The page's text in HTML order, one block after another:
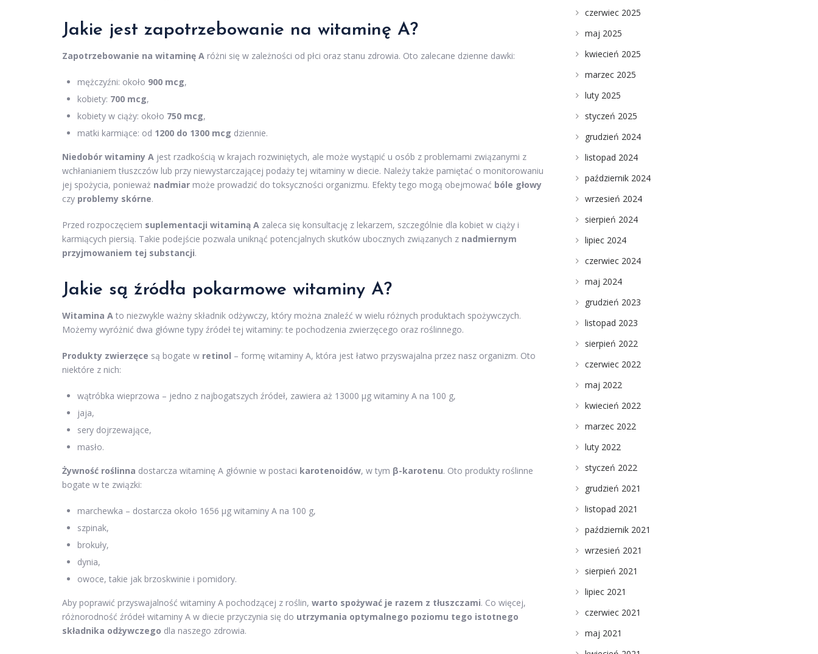
Jakie jest zapotrzebowanie na witaminę A?
Zapotrzebowanie na witaminę A różni się w zależności od płci oraz stanu zdrowia. Oto zalecane dzienne dawki:
mężczyźni: około 900 mcg,
kobiety: 700 mcg,
kobiety w ciąży: około 750 mcg,
matki karmiące: od 1200 do 1300 mcg dziennie.
Niedobór witaminy A jest rzadkością w krajach rozwiniętych, ale może wystąpić u osób z problemami związanymi z
wchłanianiem tłuszczów lub przy niewystarczającej podaży tej witaminy w diecie. Należy także pamiętać o monitorowaniu
jej spożycia, ponieważ nadmiar może prowadzić do toksyczności organizmu. Efekty tego mogą obejmować bóle głowy
czy problemy skórne.
Przed rozpoczęciem suplementacji witaminą A zaleca się konsultację z lekarzem, szczególnie dla kobiet w ciąży i
karmiących piersią. Takie podejście pozwala uniknąć potencjalnych skutków ubocznych związanych z nadmiernym
przyjmowaniem tej substancji.
Jakie są źródła pokarmowe witaminy A?
Witamina A to niezwykle ważny składnik odżywczy, który można znaleźć w wielu różnych produktach spożywczych.
Możemy wyróżnić dwa główne typy źródeł tej witaminy: te pochodzenia zwierzęcego oraz roślinnego.
Produkty zwierzęce są bogate w retinol – formę witaminy A, która jest łatwo przyswajalna przez nasz organizm. Oto
niektóre z nich:
wątróbka wieprzowa – jedno z najbogatszych źródeł, zawiera aż 13000 μg witaminy A na 100 g,
jaja,
sery dojrzewające,
masło.
Żywność roślinna dostarcza witaminę A głównie w postaci karotenoidów, w tym β-karotenu. Oto produkty roślinne
bogate w te związki:
marchewka – dostarcza około 1656 μg witaminy A na 100 g,
szpinak,
brokuły,
dynia,
owoce, takie jak brzoskwinie i pomidory.
Aby poprawić przyswajalność witaminy A pochodzącej z roślin, warto spożywać je razem z tłuszczami. Co więcej,
różnorodność źródeł witaminy A w diecie przyczynia się do utrzymania optymalnego poziomu tego istotnego
składnika odżywczego dla naszego zdrowia.
czerwiec 2025
maj 2025
kwiecień 2025
marzec 2025
luty 2025
styczeń 2025
grudzień 2024
listopad 2024
październik 2024
wrzesień 2024
sierpień 2024
lipiec 2024
czerwiec 2024
maj 2024
grudzień 2023
listopad 2023
sierpień 2022
czerwiec 2022
maj 2022
kwiecień 2022
marzec 2022
luty 2022
styczeń 2022
grudzień 2021
listopad 2021
październik 2021
wrzesień 2021
sierpień 2021
lipiec 2021
czerwiec 2021
maj 2021